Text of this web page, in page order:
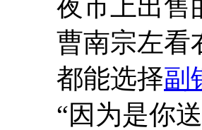
夜市上出售
曹南宗左看
都能选择副
“因为是你